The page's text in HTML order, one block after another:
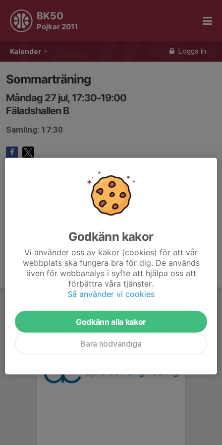
Kalender Logga in
BK50
Pojkar 2011
Sommarträning
Måndag 27 jul, 17:30-19:00
Fäladshallen B
Samling: 17:30
Godkänn kakor
Vi använder oss av kakor (cookies) för att vår
webbplats ska fungera bra för dig. De används
även för webbanalys i syfte att hjälpa oss att
förbättra våra tjänster.
Så använder vi cookies
Godkänn alla kakor
Bara nödvändiga